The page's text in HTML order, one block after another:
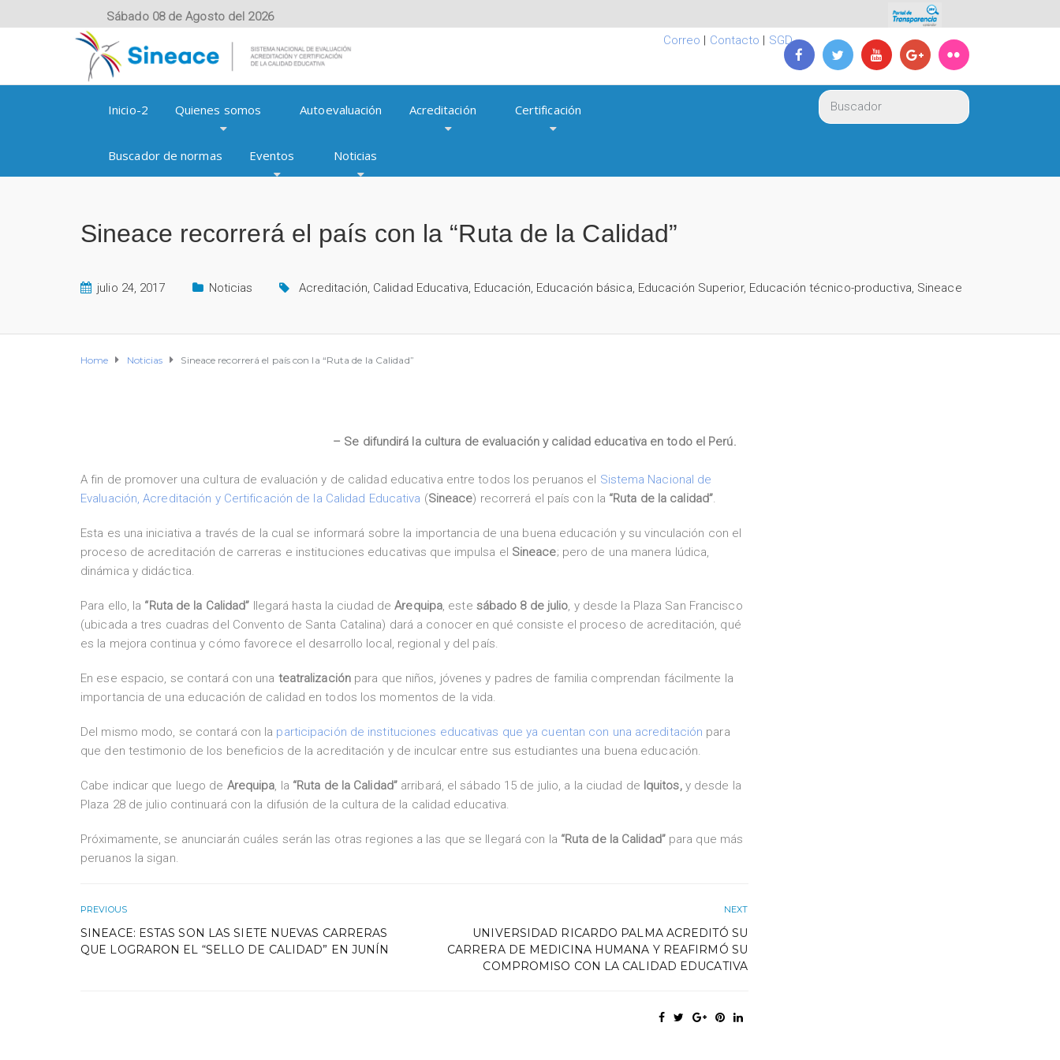
Sábado 08 de Agosto del 2026
Correo | Contacto | SGD
Inicio-2 Quienes somos Autoevaluación Acreditación Certificación
Buscador de normas Eventos Noticias
Sineace recorrerá el país con la “Ruta de la Calidad”
julio 24, 2017 Noticias Acreditación, Calidad Educativa, Educación, Educación básica, Educación Superior, Educación técnico-productiva, Sineace
Home Noticias Sineace recorrerá el país con la “Ruta de la Calidad”
– Se difundirá la cultura de evaluación y calidad educativa en todo el Perú.
A fin de promover una cultura de evaluación y de calidad educativa entre todos los peruanos el Sistema Nacional de
Evaluación, Acreditación y Certificación de la Calidad Educativa (Sineace) recorrerá el país con la “Ruta de la calidad”.
Esta es una iniciativa a través de la cual se informará sobre la importancia de una buena educación y su vinculación con el
proceso de acreditación de carreras e instituciones educativas que impulsa el Sineace; pero de una manera lúdica,
dinámica y didáctica.
Para ello, la “Ruta de la Calidad” llegará hasta la ciudad deArequipa, este sábado 8 de julio, y desde la Plaza San Francisco
(ubicada a tres cuadras del Convento de Santa Catalina) dará a conocer en qué consiste el proceso de acreditación, qué
es la mejora continua y cómo favorece el desarrollo local, regional y del país.
En ese espacio, se contará con una teatralizaciónpara que niños, jóvenes y padres de familia comprendan fácilmente la
importancia de una educación de calidad en todos los momentos de la vida.
Del mismo modo, se contará con la participación de instituciones educativas que ya cuentan con una acreditación para
que den testimonio de los beneficios de la acreditación y de inculcar entre sus estudiantes una buena educación.
Cabe indicar que luego de Arequipa, la “Ruta de la Calidad”arribará, el sábado 15 de julio, a la ciudad de Iquitos,y desde la
Plaza 28 de julio continuará con la difusión de la cultura de la calidad educativa.
Próximamente, se anunciarán cuáles serán las otras regiones a las que se llegará con la “Ruta de la Calidad”para que más
peruanos la sigan.
PREVIOUS
SINEACE: ESTAS SON LAS SIETE NUEVAS CARRERAS
QUE LOGRARON EL “SELLO DE CALIDAD” EN JUNÍN
NEXT
UNIVERSIDAD RICARDO PALMA ACREDITÓ SU
CARRERA DE MEDICINA HUMANA Y REAFIRMÓ SU
COMPROMISO CON LA CALIDAD EDUCATIVA